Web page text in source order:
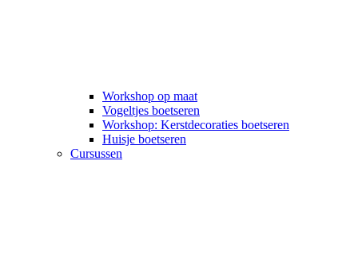
Workshop op maat
Vogeltjes boetseren
Workshop: Kerstdecoraties boetseren
Huisje boetseren
Cursussen